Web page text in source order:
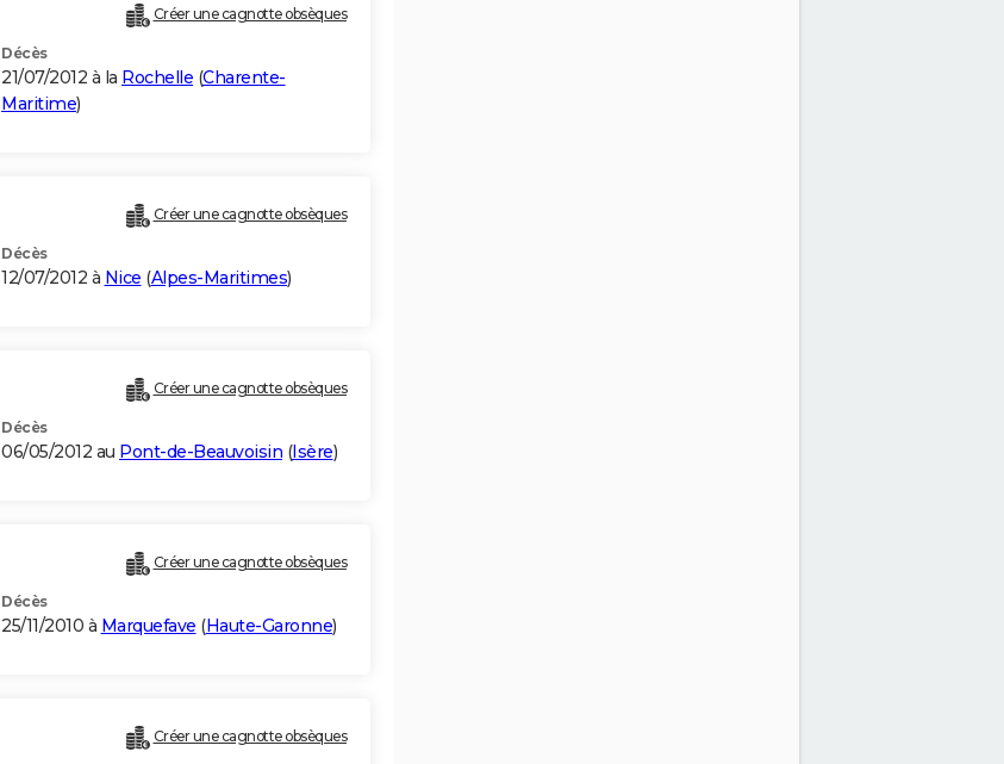
Créer une cagnotte obsèques
Décès
21/07/2012 à la Rochelle (Charente-
Maritime)
Créer une cagnotte obsèques
Décès
12/07/2012 à Nice (Alpes-Maritimes)
Créer une cagnotte obsèques
Décès
06/05/2012 au Pont-de-Beauvoisin (Isère)
Créer une cagnotte obsèques
Décès
25/11/2010 à Marquefave (Haute-Garonne)
Créer une cagnotte obsèques